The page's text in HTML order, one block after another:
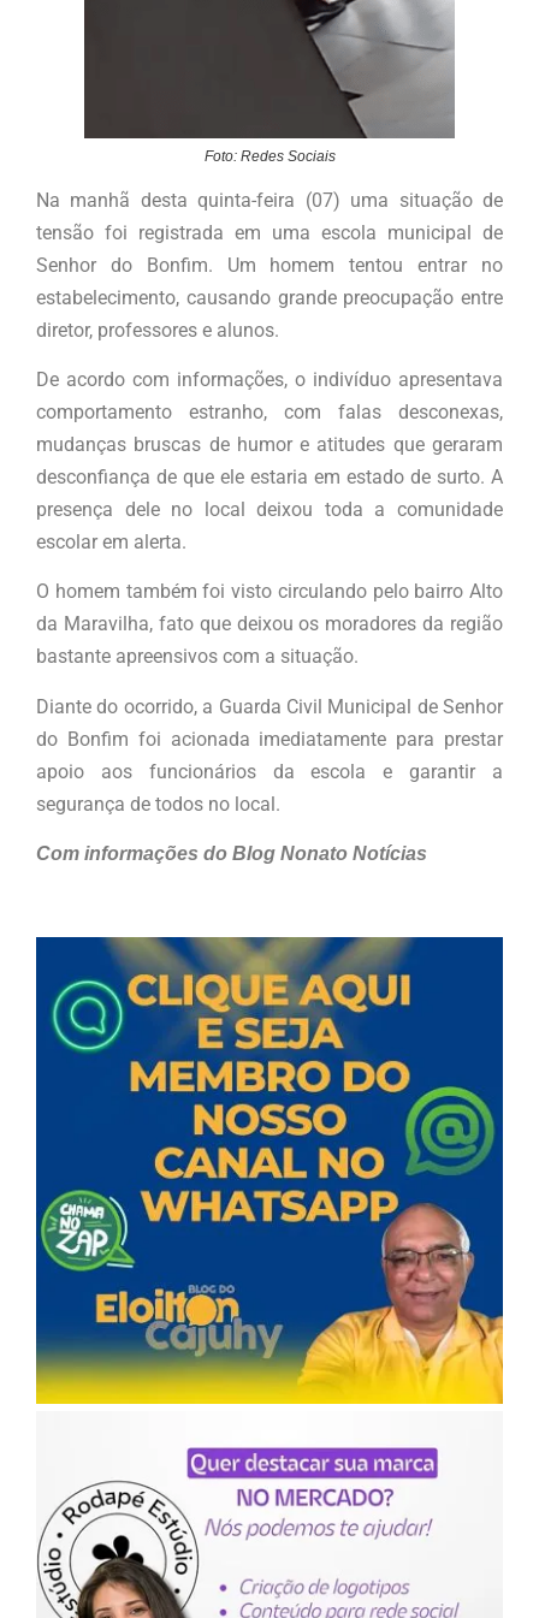
Foto: Redes Sociais
Na manhã desta quinta-feira (07) uma situação de
tensão foi registrada em uma escola municipal de
Senhor do Bonfim. Um homem tentou entrar no
estabelecimento, causando grande preocupação entre
diretor, professores e alunos.
De acordo com informações, o indivíduo apresentava
comportamento estranho, com falas desconexas,
mudanças bruscas de humor e atitudes que geraram
desconfiança de que ele estaria em estado de surto. A
presença dele no local deixou toda a comunidade
escolar em alerta.
O homem também foi visto circulando pelo bairro Alto
da Maravilha, fato que deixou os moradores da região
bastante apreensivos com a situação.
Diante do ocorrido, a Guarda Civil Municipal de Senhor
do Bonfim foi acionada imediatamente para prestar
apoio aos funcionários da escola e garantir a
segurança de todos no local.
Com informações do Blog Nonato Notícias